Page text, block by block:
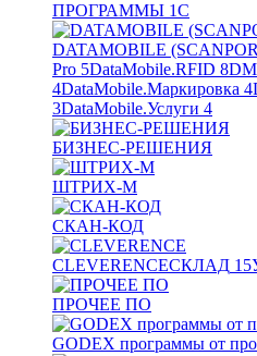
ПРОГРАММЫ 1С
DATAMOBILE
Pro 5DataMobile.RFID 8
4DataMobile.Маркировка 4
3DataMobile.Услуги 4
БИЗНЕС-РЕШЕНИЯ
ШТРИХ-М
СКАН-КОД
CLEVERENCEСКЛАД 15
ПРОЧЕЕ ПО
GODEX программы от